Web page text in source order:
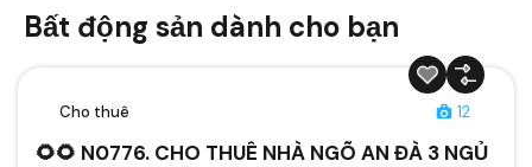
Bất động sản dành cho bạn
Cho thuê 12
🌻🌻 N0776. CHO THUÊ NHÀ NGÕ AN ĐÀ 3 NGỦ